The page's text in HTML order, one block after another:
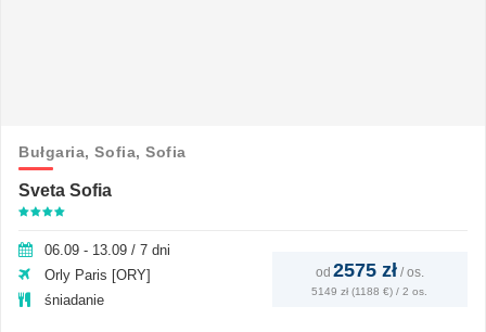
Bułgaria,Sofia,Sofia
Sveta Sofia
06.09 - 13.09 / 7 dni
Orly Paris [ORY]
śniadanie
od 2575 zł / os.
5149 zł (1188 €) / 2 os.